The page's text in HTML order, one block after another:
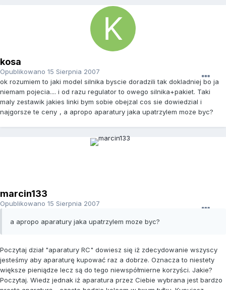
kosa
Opublikowano 15 Sierpnia 2007
ok rozumiem to jaki model silnika byscie doradzili tak dokladniej bo ja
niemam pojecia.... i od razu regulator to owego silnika+pakiet. Taki
maly zestawik jakies linki bym sobie obejzal cos sie dowiedzial i
najgorsze te ceny , a apropo aparatury jaka upatrzylem moze byc?
marcin133
Opublikowano 15 Sierpnia 2007
a apropo aparatury jaka upatrzylem moze byc?
Poczytaj dział "aparatury RC" dowiesz się iż zdecydowanie wszyscy
jesteśmy aby aparaturę kupować raz a dobrze. Oznacza to niestety
większe pieniądze lecz są do tego niewspółmierne korzyści. Jakie?
Poczytaj. Wiedz jednak iż aparatura przez Ciebie wybrana jest bardzo